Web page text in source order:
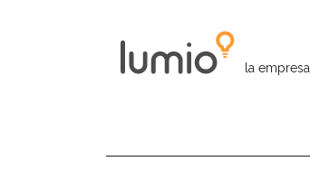
la empresa